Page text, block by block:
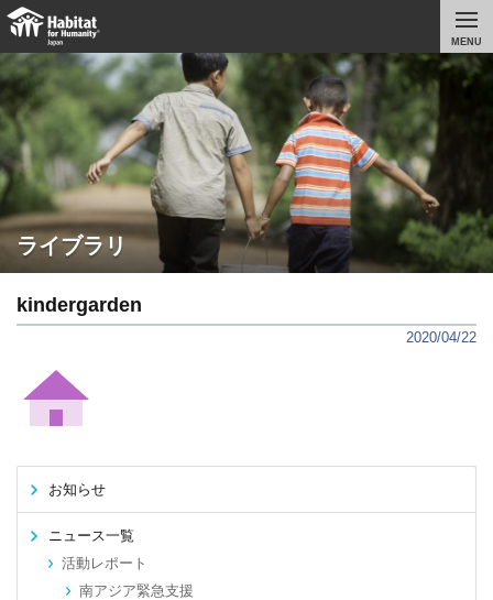
MENU
ライブラリ
kindergarden
2020/04/22
お知らせ
ニュース一覧
活動レポート
南アジア緊急支援